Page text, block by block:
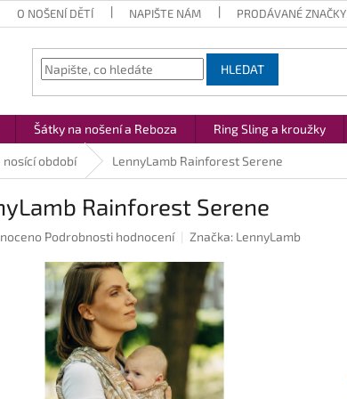
O NOŠENÍ DĚTÍ NAPIŠTE NÁM PRODÁVANÉ ZNAČKY
HLEDAT
Šátky na nošení a Reboza Ring Sling a kroužky
nosící období LennyLamb Rainforest Serene
Rainforest Serene
Podrobnosti hodnocení Značka: LennyLamb